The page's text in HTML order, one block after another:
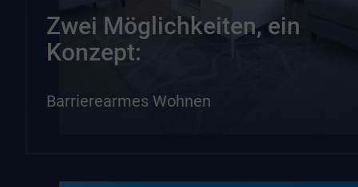
Zwei Möglichkeiten, ein
Konzept:
Barrierearmes Wohnen